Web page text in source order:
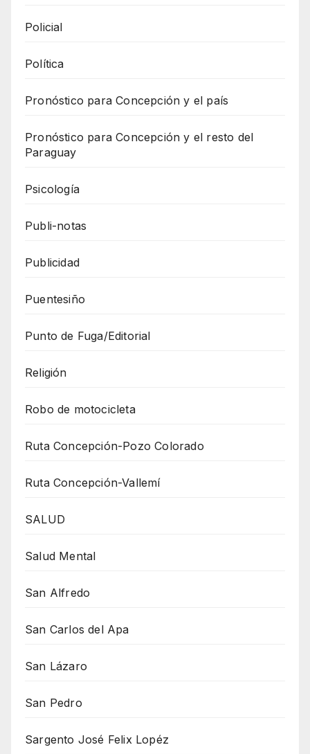
Policial
Política
Pronóstico para Concepción y el país
Pronóstico para Concepción y el resto del
Paraguay
Psicología
Publi-notas
Publicidad
Puentesiño
Punto de Fuga/Editorial
Religión
Robo de motocicleta
Ruta Concepción-Pozo Colorado
Ruta Concepción-Vallemí
SALUD
Salud Mental
San Alfredo
San Carlos del Apa
San Lázaro
San Pedro
Sargento José Felix Lopéz